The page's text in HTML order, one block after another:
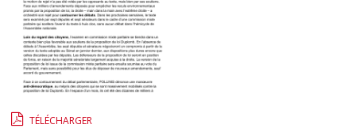
TÉLÉCHARGER